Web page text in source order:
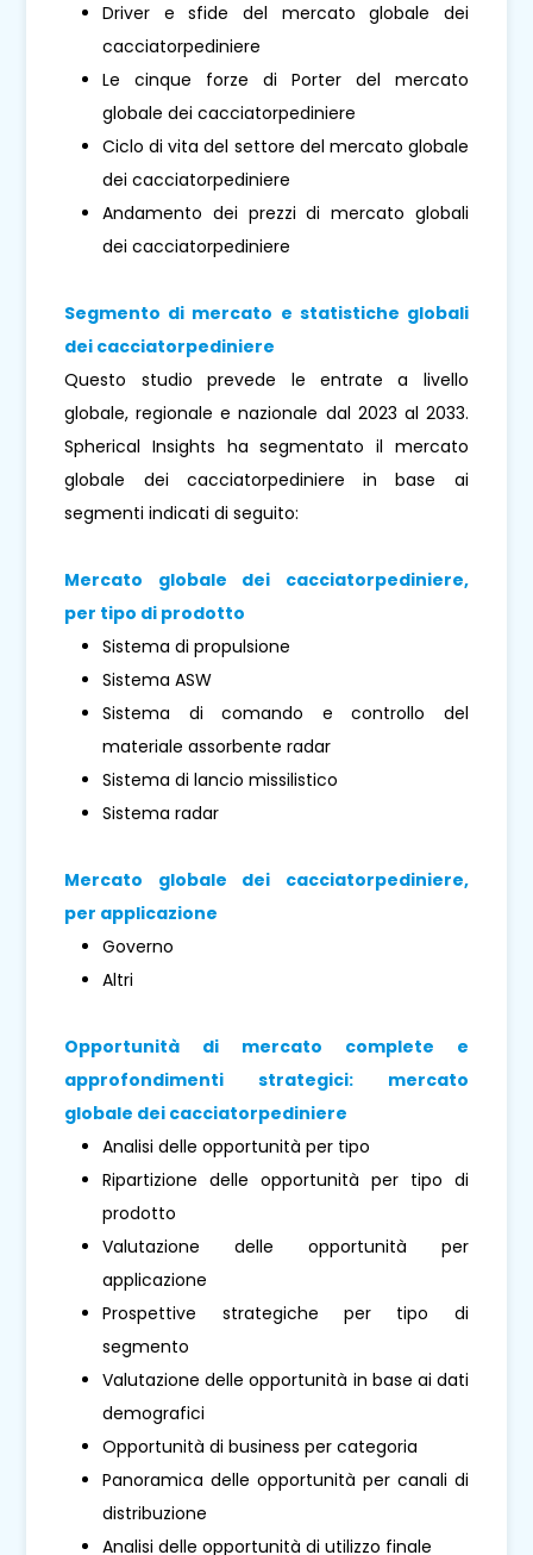
Driver e sfide del mercato globale dei
cacciatorpediniere
Le cinque forze di Porter del mercato
globale dei cacciatorpediniere
Ciclo di vita del settore del mercato globale
dei cacciatorpediniere
Andamento dei prezzi di mercato globali
dei cacciatorpediniere
Segmento di mercato e statistiche globali
dei cacciatorpediniere
Questo studio prevede le entrate a livello
globale, regionale e nazionale dal 2023 al 2033.
Spherical Insights ha segmentato il mercato
globale dei cacciatorpediniere in base ai
segmenti indicati di seguito:
Mercato globale dei cacciatorpediniere,
per tipo di prodotto
Sistema di propulsione
Sistema ASW
Sistema di comando e controllo del
materiale assorbente radar
Sistema di lancio missilistico
Sistema radar
Mercato globale dei cacciatorpediniere,
per applicazione
Governo
Altri
Opportunità di mercato complete e
approfondimenti strategici: mercato
globale dei cacciatorpediniere
Analisi delle opportunità per tipo
Ripartizione delle opportunità per tipo di
prodotto
Valutazione delle opportunità per
applicazione
Prospettive strategiche per tipo di
segmento
Valutazione delle opportunità in base ai dati
demografici
Opportunità di business per categoria
Panoramica delle opportunità per canali di
distribuzione
Analisi delle opportunità di utilizzo finale